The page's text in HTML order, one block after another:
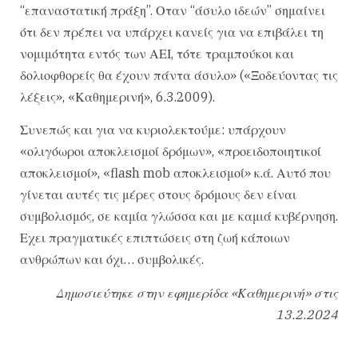
“επαναστατική πράξη”. Οταν “άσυλο ιδεών” σημαίνει
ότι δεν πρέπει να υπάρχει κανείς για να επιβάλει τη
νομιμότητα εντός των ΑΕΙ, τότε τραμπούκοι και
δολιοφθορείς θα έχουν πάντα άσυλο» («Ξοδεύοντας τις
λέξεις», «Καθημερινή», 6.3.2009).
Συνεπώς και για να κυριολεκτούμε: υπάρχουν
«ολιγόωροι αποκλεισμοί δρόμων», «προειδοποιητικοί
αποκλεισμοί», «flash mob αποκλεισμοί» κ.ά. Αυτό που
γίνεται αυτές τις μέρες στους δρόμους δεν είναι
συμβολισμός, σε καμία γλώσσα και με καμιά κυβέρνηση.
Εχει πραγματικές επιπτώσεις στη ζωή κάποιων
ανθρώπων και όχι… συμβολικές.
Δημοσιεύτηκε στην εφημερίδα «Καθημερινή» στις
13.2.2024